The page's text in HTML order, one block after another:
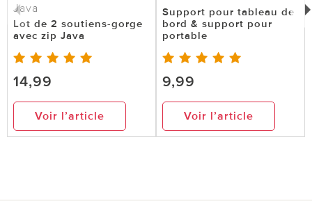
Java
Lot de 2 soutiens-gorge
avec zip Java
14,99
Voir l’article
Support pour tableau de
bord & support pour
portable
9,99
Voir l’article